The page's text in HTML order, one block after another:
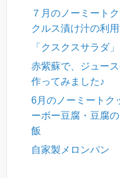
７月のノーミート
クルス漬け汁の利
「クスクスサラダ
赤紫蘇で、ジュー
作ってみました♪
6月のノーミートク
ーボー豆腐・豆腐
飯
自家製メロンパン